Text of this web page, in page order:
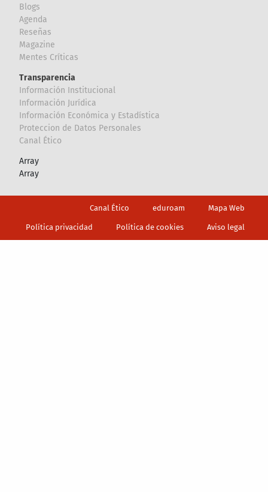
Blogs
Agenda
Reseñas
Magazine
Mentes Críticas
Transparencia
Información Institucional
Información Jurídica
Información Económica y Estadística
Proteccion de Datos Personales
Canal Ético
Array
Array
Canal Ético eduroam Mapa Web
Política privacidad Política de cookies Aviso legal